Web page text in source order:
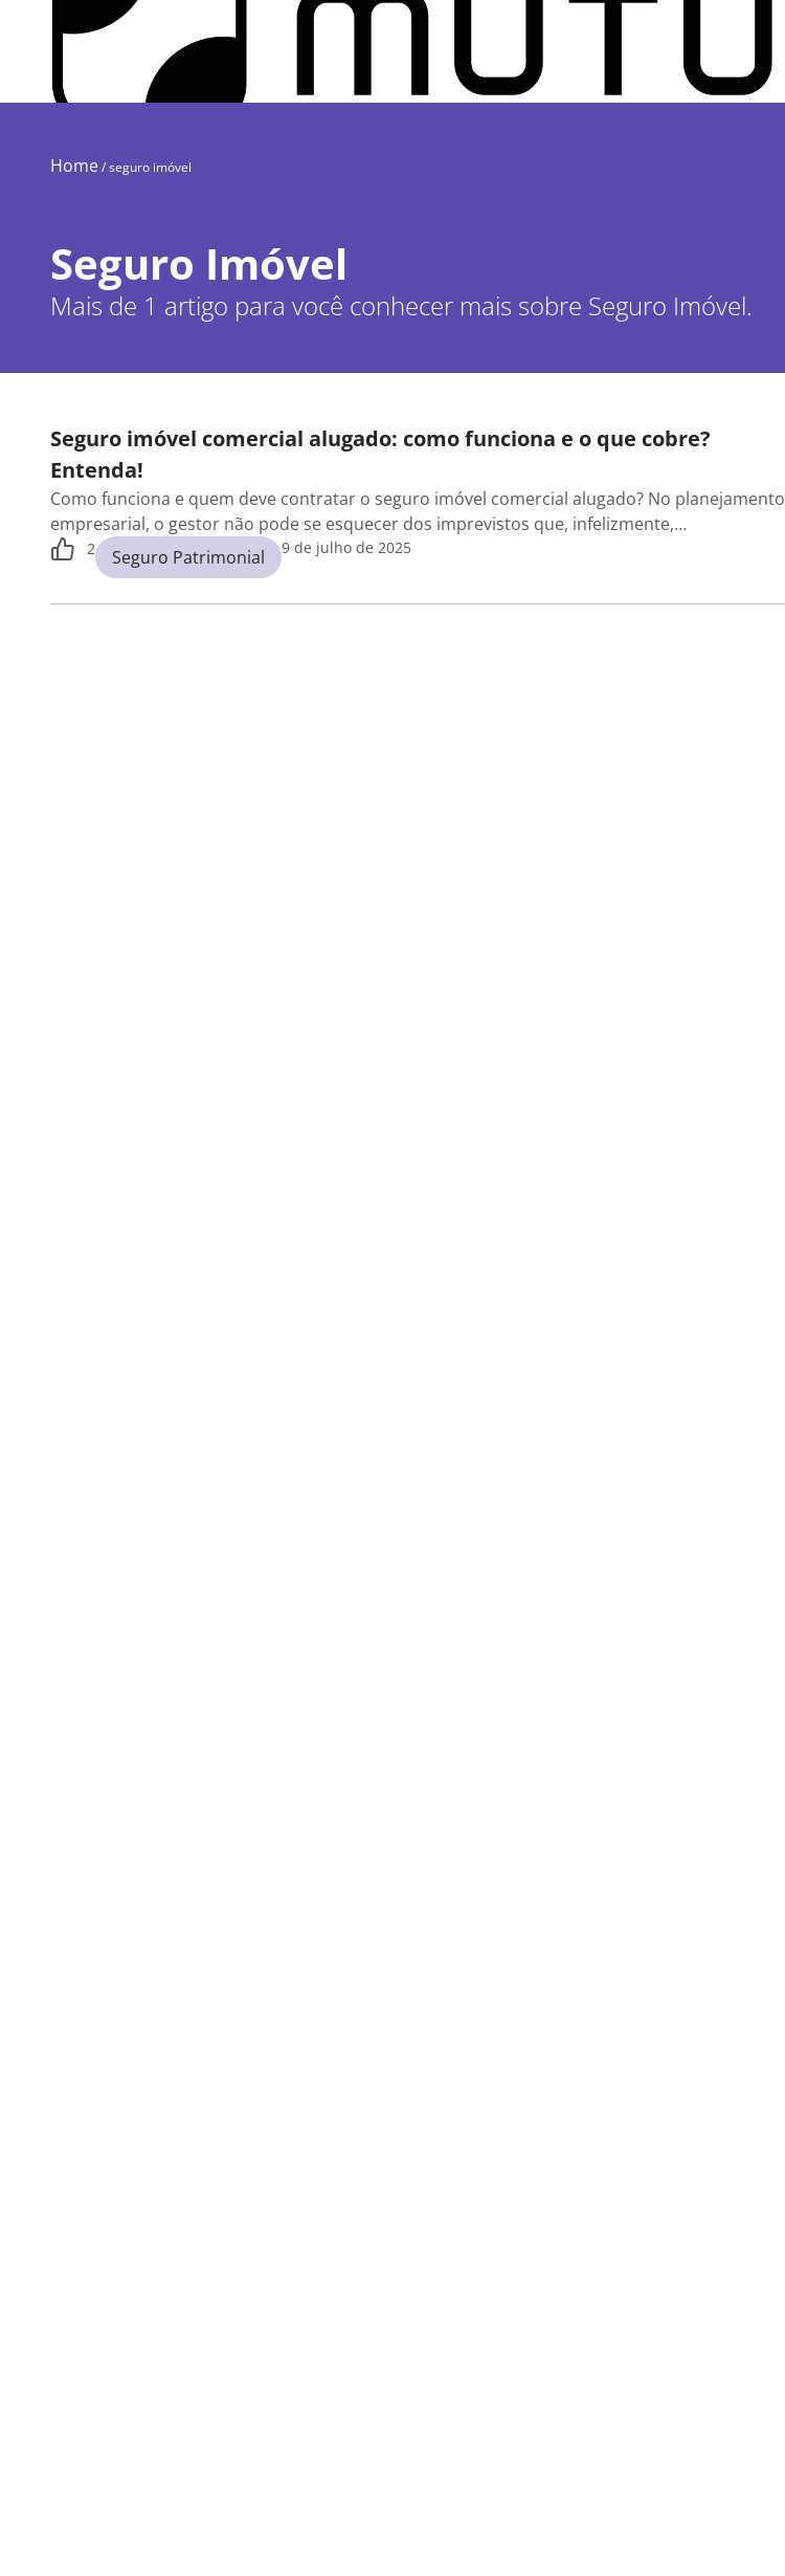
Home/seguro imóvel
Seguro Imóvel
Mais de 1 artigo para você conhecer mais sobre Seguro Imóvel.
Seguro imóvel comercial alugado: como funciona e o que cobre?
Entenda!
Como funciona e quem deve contratar o seguro imóvel comercial alugado? No planejamento
empresarial, o gestor não pode se esquecer dos imprevistos que, infelizmente,…
2 Seguro Patrimonial 9 de julho de 2025